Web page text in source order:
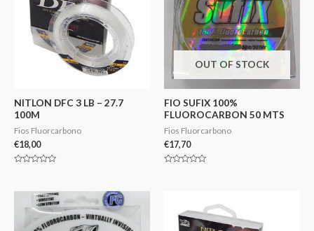
NITLON DFC 3 LB – 27.7
100M
Fios Fluorcarbono
€18,00
5
OUT OF STOCK
FIO SUFIX 100%
FLUOROCARBON 50 MTS
Fios Fluorcarbono
€17,70